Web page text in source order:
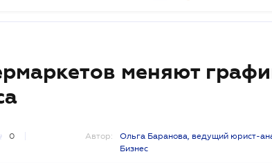
меняют
0 Автор:
Ольга Баранова, ведущий юрист-
Бизнес